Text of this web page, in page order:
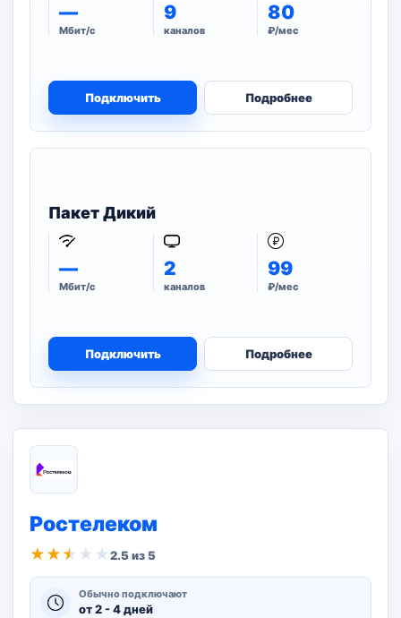
—
Мбит/с
9
каналов
80
₽/мес
Подключить Подробнее
Пакет Дикий
—
Мбит/с
2
каналов
99
₽/мес
Подключить Подробнее
Ростелеком
★ ★ ★ ★ ★2.5 из 5
Обычно подключают
от 2 - 4 дней